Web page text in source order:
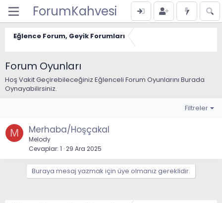
ForumKahvesi
Eğlence Forum, Geyik Forumları
Forum Oyunları
Hoş Vakit Geçirebileceğiniz Eğlenceli Forum Oyunlarını Burada
Oynayabilirsiniz.
Filtreler
M Merhaba/Hoşçakal
Melody
Cevaplar 1 29 Ara 2025
Buraya mesaj yazmak için üye olmanız gereklidir.